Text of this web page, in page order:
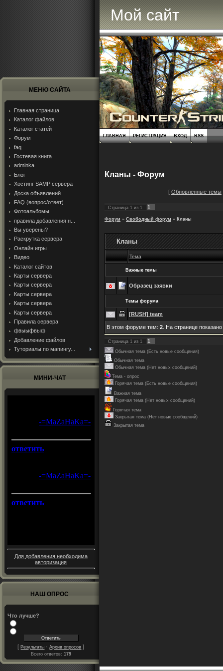
МЕНЮ САЙТА
Главная страница
Каталог файлов
Каталог статей
Форум
faq
Гостевая книга
adminka
Блог
Хостинг SAMP сервера
Доска объявлений
FAQ (вопрос/ответ)
Фотоальбомы
правила добавления н...
Вы уверены?
Раскрутка сервера
Онлайн игры
Видео
Каталог сайтов
Карты сервера
Карты сервера
Карты сервера
Карты сервера
Карты сервера
Правила сервера
фвыыфвыф
Добавление файлов
Туториалы по мапингу...
МИНИ-ЧАТ
Для добавления необходима
авторизация
НАШ ОПРОС
Что лучше?
[Результаты ·Архив опросов ]
Всего ответов: 179
Мой сайт
ГЛАВНАЯ РЕГИСТРАЦИЯ ВХОД RSS
Кланы - Форум
[ Обновленные темы
Страница 1 из 1 1
Форум » Свободный форум » Кланы
Кланы
Тема
Важные темы
Образец заявки
Темы форума
[RUSH] team
В этом форуме тем: 2. На странице
Страница 1 из 1 1
Обычная тема (Есть новые сообщения)
Обычная тема
Обычная тема (Нет новых сообщений)
Тема - опрос
Горячая тема (Есть новые сообщения)
Важная тема
Горячая тема (Нет новых сообщений)
Горячая тема
Закрытая тема (Нет новых сообщений)
Закрытая тема